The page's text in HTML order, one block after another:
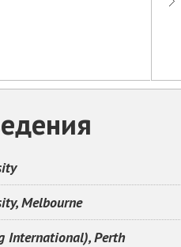
Melbourne
International), Perth